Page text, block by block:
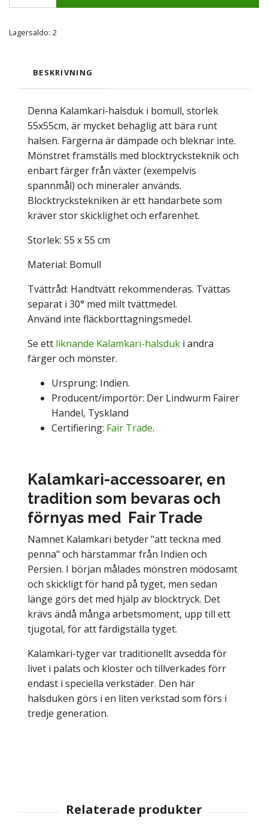
Lagersaldo: 2
BESKRIVNING
Denna Kalamkari-halsduk i bomull, storlek
55x55cm, är mycket behaglig att bära runt
halsen. Färgerna är dämpade och bleknar inte.
Mönstret framställs med blocktrycksteknik och
enbart färger från växter (exempelvis
spannmål) och mineraler används.
Blocktryckstekniken är ett handarbete som
kräver stor skicklighet och erfarenhet.
Storlek: 55 x 55 cm
Material: Bomull
Tvättråd: Handtvätt rekommenderas. Tvättas
separat i 30° med milt tvättmedel.
Använd inte fläckborttagningsmedel.
Se ett liknande Kalamkari-halsduk i andra
färger och mönster.
Ursprung: Indien.
Producent/importör: Der Lindwurm Fairer
Handel, Tyskland
Certifiering: Fair Trade.
Kalamkari-accessoarer, en
tradition som bevaras och
förnyas med Fair Trade
Namnet Kalamkari betyder "att teckna med
penna" och härstammar från Indien och
Persien. I början målades mönstren mödosamt
och skickligt för hand på tyget, men sedan
länge görs det med hjälp av blocktryck. Det
krävs ändå många arbetsmoment, upp till ett
tjugotal, för att färdigställa tyget.
Kalamkari-tyger var traditionellt avsedda för
livet i palats och kloster och tillverkades förr
endast i speciella verkstäder. Den här
halsduken görs i en liten verkstad som förs i
tredje generation.